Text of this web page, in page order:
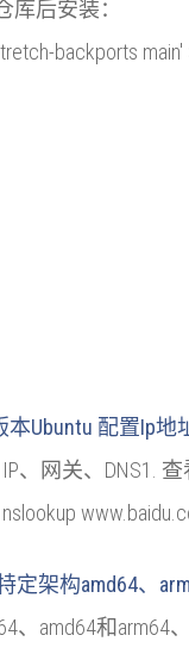
库后安装：
backports main'
本Ubuntu 配置Ip地
网关、DNS1. 查
定架构amd64、
、amd64和